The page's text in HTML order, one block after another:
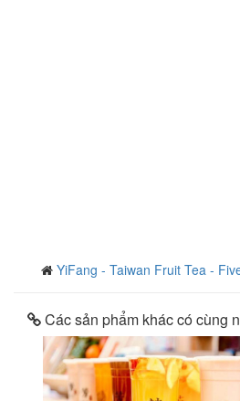
YiFang - Taiwan Fruit Tea -
Các sản phẩm khác có cùng